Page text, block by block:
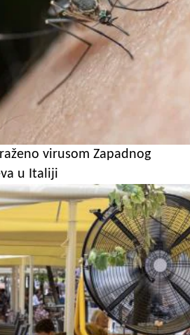
virusom Zapadnog
u Italiji